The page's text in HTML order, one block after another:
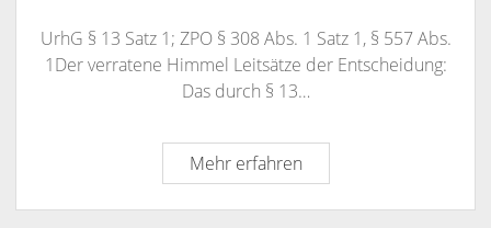
Verweigerung
des
roten
Arbeitsschutzhose
UrhG § 13 Satz 1; ZPO § 308 Abs. 1 Satz 1, § 557 Abs.
1Der verratene Himmel Leitsätze der Entscheidung:
Das durch § 13…
Mehr erfahrenBGH,
Urteil
vom